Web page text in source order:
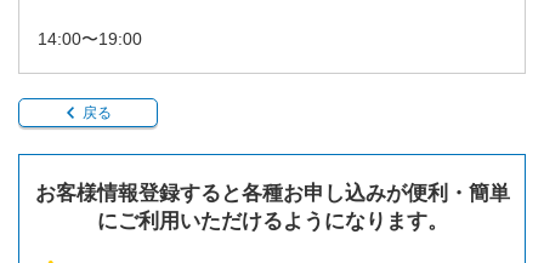
14:00〜19:00
戻る
お客様情報登録すると各種お申し込みが便利・簡単
にご利用いただけるようになります。